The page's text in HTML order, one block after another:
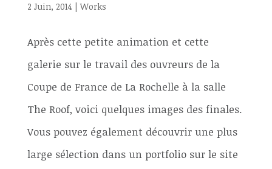
2 Juin, 2014 |Works
Après cette petite animation et cette
galerie sur le travail des ouvreurs de la
Coupe de France de La Rochelle à la salle
The Roof, voici quelques images des finales.
Vous pouvez également découvrir une plus
large sélection dans un portfolio sur le site